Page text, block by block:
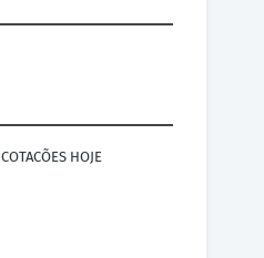
COTACÕES HOJE